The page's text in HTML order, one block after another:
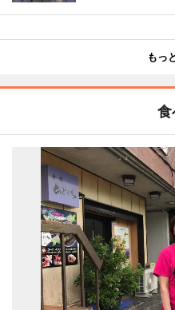
もっ
食